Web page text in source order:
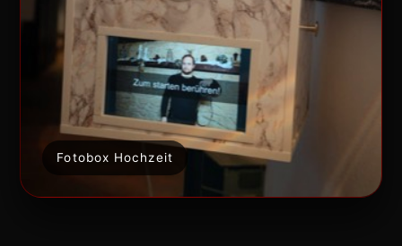
Fotobox Hochzeit